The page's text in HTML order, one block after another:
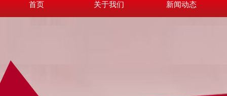
首页 关于我们 新闻动态